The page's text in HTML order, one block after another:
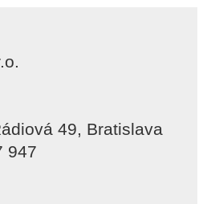
49, Bratislava
947